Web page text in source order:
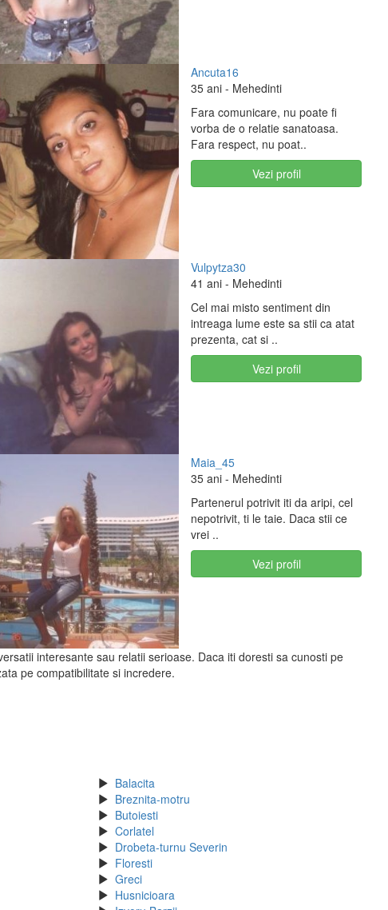
Ancuta16
35 ani - Mehedinti
Fara comunicare, nu poate fi
vorba de o relatie sanatoasa.
Fara respect, nu poat..
Vezi profil
Vulpytza30
41 ani - Mehedinti
Cel mai misto sentiment din
intreaga lume este sa stii ca atat
prezenta, cat si ..
Vezi profil
Maia_45
35 ani - Mehedinti
Partenerul potrivit iti da aripi, cel
nepotrivit, ti le taie. Daca stii ce
vrei ..
Vezi profil
interesante sau relatii serioase. Daca iti doresti sa cunosti pe
pe compatibilitate si incredere.
Balacita
Breznita-motru
Butoiesti
Corlatel
Drobeta-turnu Severin
Floresti
Greci
Husnicioara